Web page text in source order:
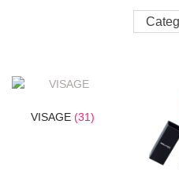
VISAGE(31)